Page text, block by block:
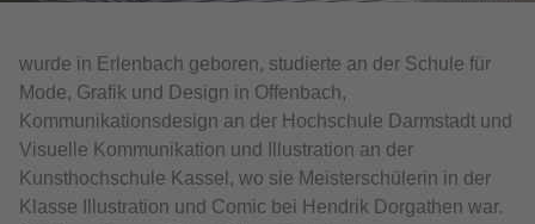
wurde in Erlenbach geboren, studierte an der Schule für
Mode, Grafik und Design in Offenbach,
Kommunikationsdesign an der Hochschule Darmstadt und
Visuelle Kommunikation und Illustration an der
Kunsthochschule Kassel, wo sie Meisterschülerin in der
Klasse Illustration und Comic bei Hendrik Dorgathen war.